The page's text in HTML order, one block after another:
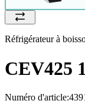
Réfrigérateur à
CEV425
Numéro d'article: